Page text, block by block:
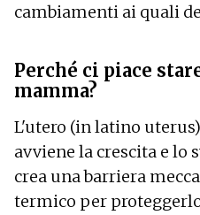
cambiamenti ai quali
Perché ci piace
mamma?
L'utero (in latino
avviene la crescita e lo
crea una barriera
termico per